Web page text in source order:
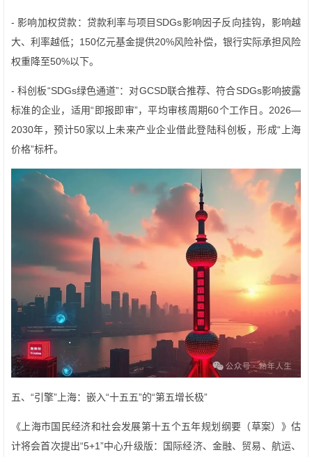
- 影响加权贷款：贷款利率与项目SDGs影响因子反向挂钩，影响越
大、利率越低；150亿元基金提供20%风险补偿，银行实际承担风险
权重降至50%以下。
- 科创板“SDGs绿色通道”：对GCSD联合推荐、符合SDGs影响披露
标准的企业，适用“即报即审”，平均审核周期60个工作日。2026—
2030年，预计50家以上未来产业企业借此登陆科创板，形成“上海
价格”标杆。
五、“引擎”上海：嵌入“十五五”的“第五增长极”
《上海市国民经济和社会发展第十五个五年规划纲要（草案）》估
计将会首次提出“5+1”中心升级版：国际经济、金融、贸易、航运、